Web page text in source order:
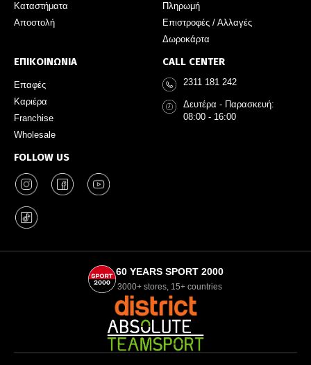
Καταστήματα
Αποστολή
Πληρωμή
Επιστροφές / Αλλαγές
Δωροκάρτα
ΕΠΙΚΟΙΝΩΝΙΑ
Επαφές
Καριέρα
Franchise
Wholesale
FOLLOW US
CALL CENTER
2311 181 242
Δευτέρα - Παρασκευή:
08:00 - 16:00
60 YEARS SPORT 2000
3000+ stores, 15+ countries